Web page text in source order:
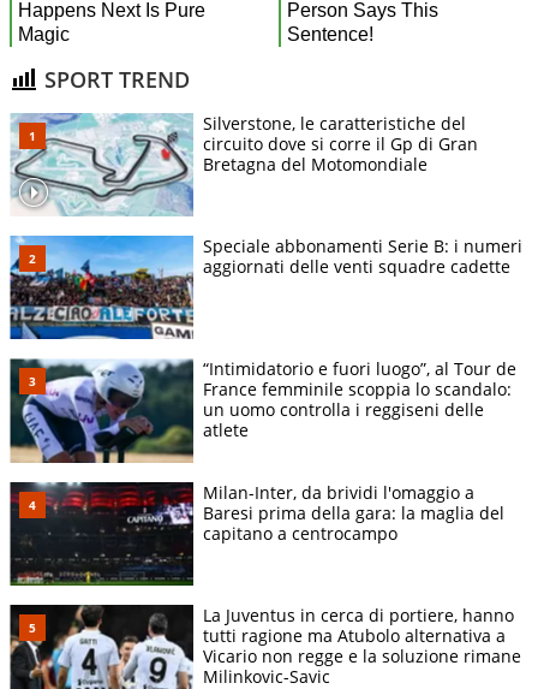
SPORT TREND
Silverstone, le caratteristiche del
circuito dove si corre il Gp di Gran
Bretagna del Motomondiale
Speciale abbonamenti Serie B: i numeri
aggiornati delle venti squadre cadette
“Intimidatorio e fuori luogo”, al Tour de
France femminile scoppia lo scandalo:
un uomo controlla i reggiseni delle
atlete
Milan-Inter, da brividi l'omaggio a
Baresi prima della gara: la maglia del
capitano a centrocampo
La Juventus in cerca di portiere, hanno
tutti ragione ma Atubolo alternativa a
Vicario non regge e la soluzione rimane
Milinkovic-Savic